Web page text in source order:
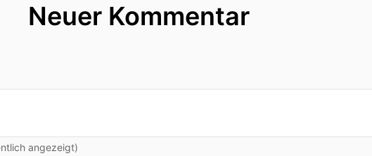
Neuer Kommentar
angezeigt)